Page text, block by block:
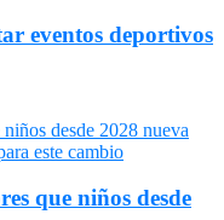
eventos deportivos
que niños desde